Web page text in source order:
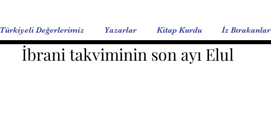
Türkiyeli Değerlerimiz Yazarlar Kitap Kurdu İz Bırakanlar
İbrani takviminin son ayı Elul